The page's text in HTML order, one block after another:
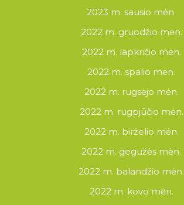
2023 m. sausio mėn.
2022 m. gruodžio mėn.
2022 m. lapkričio mėn.
2022 m. spalio mėn.
2022 m. rugsėjo mėn.
2022 m. rugpjūčio mėn.
2022 m. birželio mėn.
2022 m. gegužės mėn.
2022 m. balandžio mėn.
2022 m. kovo mėn.